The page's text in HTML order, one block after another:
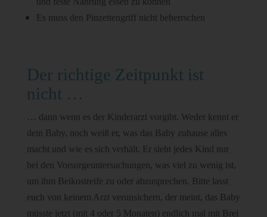
Es muss den Pinzettengriff nicht beherrschen
Der richtige Zeitpunkt ist
nicht …
… dann wenn es der Kinderarzt vorgibt. Weder kennt er
dein Baby, noch weiß er, was das Baby zuhause alles
macht und wie es sich verhält. Er sieht jedes Kind nur
bei den Vorsorgeuntersuchungen, was viel zu wenig ist,
um ihm Beikostreife zu oder abzusprechen. Bitte lasst
euch von keinem Arzt verunsichern, der meint, das Baby
müsste jetzt (mit 4 oder 5 Monaten) endlich mal mit Brei